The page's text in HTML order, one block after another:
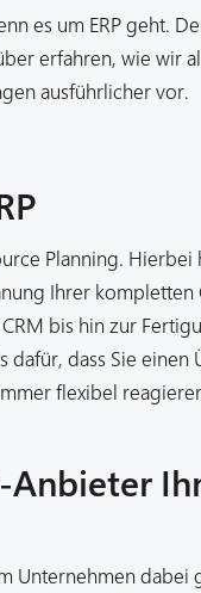
es um ERP geht.
erfahren, wie wir
ausführlicher vor.
Planning.
Ihrer
bis hin zur
dafür, dass Sie einen
flexibel
Anbieter
Unternehmen dabei